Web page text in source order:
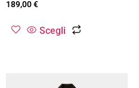
189,00€
Scegli